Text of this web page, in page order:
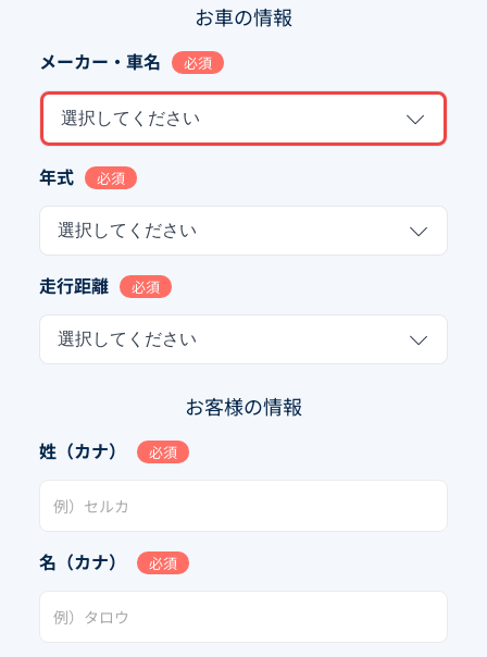
お車の情報
メーカー・車名 必須
選択してください
年式 必須
選択してください
走行距離 必須
選択してください
お客様の情報
姓（カナ） 必須
名（カナ） 必須